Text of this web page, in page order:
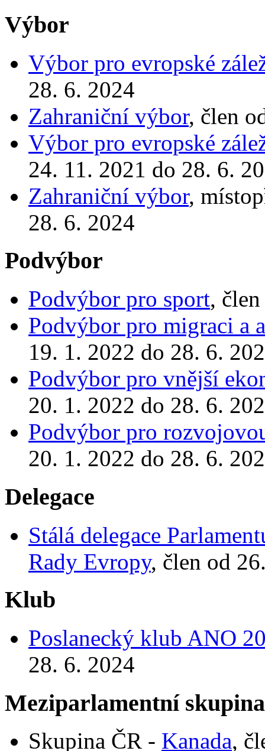
Výbor
Výbor pro evropské
28. 6. 2024
Zahraniční výbor, člen
Výbor pro evropské
24. 11. 2021 do 28. 6.
Zahraniční výbor,
28. 6. 2024
Podvýbor
Podvýbor pro sport,
Podvýbor pro migraci a
19. 1. 2022 do 28. 6.
Podvýbor pro vnější
20. 1. 2022 do 28. 6.
Podvýbor pro
20. 1. 2022 do 28. 6.
Delegace
Stálá delegace
Rady Evropy, člen od
Klub
Poslanecký klub ANO
28. 6. 2024
Meziparlamentní
Skupina ČR - Kanada,